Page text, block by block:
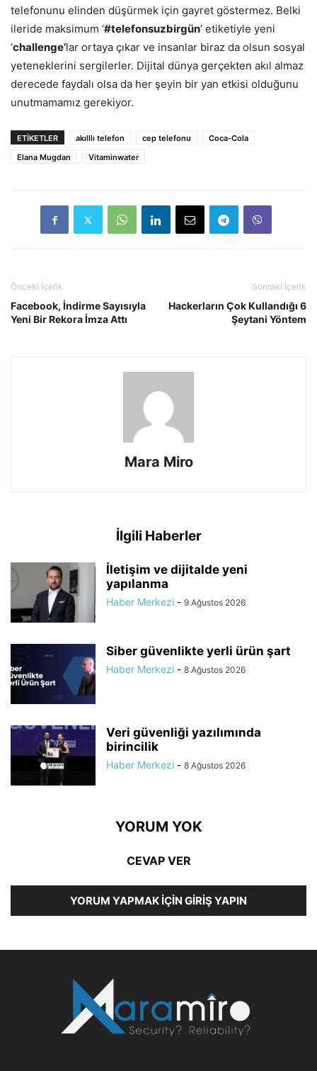
telefonunu elinden düşürmek için gayret göstermez. Belki
ileride maksimum ‘#telefonsuzbirgün’ etiketiyle yeni
‘challenge’lar ortaya çıkar ve insanlar biraz da olsun sosyal
yeteneklerini sergilerler. Dijital dünya gerçekten akıl almaz
derecede faydalı olsa da her şeyin bir yan etkisi olduğunu
unutmamamız gerekiyor.
ETIKETLER akılllı telefon cep telefonu
Coca-Cola
Elana Mugdan
Vitaminwater
Önceki İçerik
Facebook, İndirme Sayısıyla
Yeni Bir Rekora İmza Attı
Sonraki İçerik
Hackerların Çok Kullandığı 6
Şeytani Yöntem
Mara Miro
İlgili Haberler
İletişim ve dijitalde yeni
yapılanma
Haber Merkezi - 9 Ağustos 2026
Siber güvenlikte yerli ürün şart
Haber Merkezi - 8 Ağustos 2026
Veri güvenliği yazılımında
birincilik
Haber Merkezi - 8 Ağustos 2026
YORUM YOK
CEVAP VER
YORUM YAPMAK İÇIN GIRIŞ YAPIN